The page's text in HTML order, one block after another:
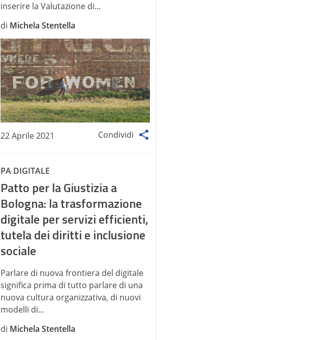
inserire la Valutazione di...
di Michela Stentella
22 Aprile 2021 Condividi
PA DIGITALE
Patto per la Giustizia a
Bologna: la trasformazione
digitale per servizi efficienti,
tutela dei diritti e inclusione
sociale
Parlare di nuova frontiera del digitale
significa prima di tutto parlare di una
nuova cultura organizzativa, di nuovi
modelli di...
di Michela Stentella